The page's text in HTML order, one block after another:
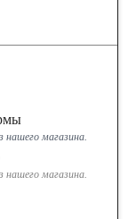
магазина.
магазина.